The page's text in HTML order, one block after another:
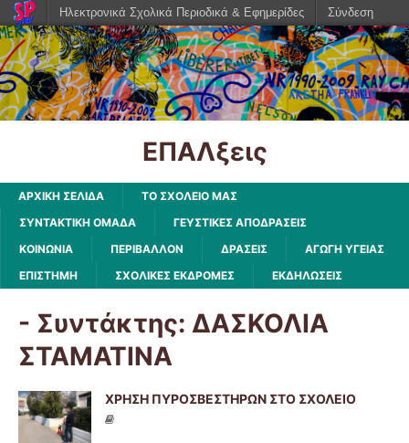
ΕΠΑΛξεις
ΑΡΧΙΚΗ ΣΕΛΙΔΑ
ΤΟ ΣΧΟΛΕΙΟ ΜΑΣ
ΣΥΝΤΑΚΤΙΚΗ ΟΜΑΔΑ
ΓΕΥΣΤΙΚΕΣ ΑΠΟΔΡΑΣΕΙΣ
ΚΟΙΝΩΝΙΑ
ΠΕΡΙΒΑΛΛΟΝ ΔΡΑΣΕΙΣ
ΑΓΩΓΗ ΥΓΕΙΑΣ
ΕΠΙΣΤΗΜΗ
ΣΧΟΛΙΚΕΣ ΕΚΔΡΟΜΕΣ ΕΚΔΗΛΩΣΕΙΣ
- Συντάκτης: ΔΑΣΚΟΛΙΑ
ΣΤΑΜΑΤΙΝΑ
ΧΡΗΣΗ ΠΥΡΟΣΒΕΣΤΗΡΩΝ ΣΤΟ ΣΧΟΛΕΙΟ
Ηλεκτρονικά Σχολικά Περιοδικά & Εφημερίδες Σύνδεση